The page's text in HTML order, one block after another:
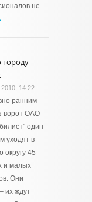
не …
городу
14:22
ранним
ворот ОАО
один
уходят в
округу 45
и малых
Они
их ждут